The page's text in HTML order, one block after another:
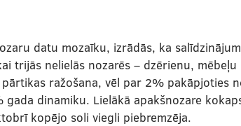
datu mozaīku, izrādās, ka
trijās nelielās nozarēs – dzērienu,
ražošana, vēl par 2% pakāpjoties
gada dinamiku. Lielākā apakšnozare
kopējo soli viegli piebremzēja.